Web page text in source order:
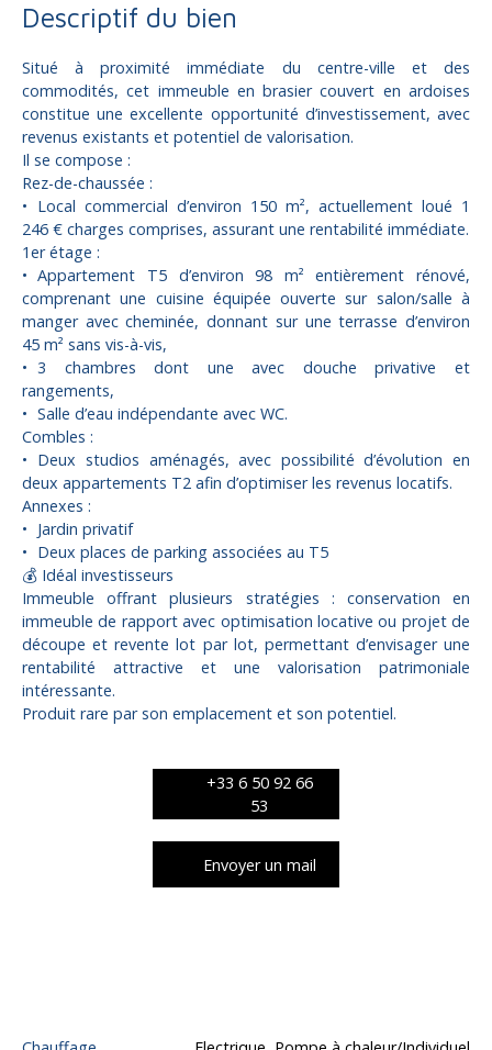
Descriptif du bien
Situé à proximité immédiate du centre-ville et des
commodités, cet immeuble en brasier couvert en ardoises
constitue une excellente opportunité d’investissement, avec
revenus existants et potentiel de valorisation.
Il se compose :
Rez-de-chaussée :
Local commercial d’environ 150 m², actuellement loué 1
246 € charges comprises, assurant une rentabilité immédiate.
1er étage :
Appartement T5 d’environ 98 m² entièrement rénové,
comprenant une cuisine équipée ouverte sur salon/salle à
manger avec cheminée, donnant sur une terrasse d’environ
45 m² sans vis-à-vis,
3 chambres dont une avec douche privative et
rangements,
Salle d’eau indépendante avec WC.
Combles :
Deux studios aménagés, avec possibilité d’évolution en
deux appartements T2 afin d’optimiser les revenus locatifs.
Annexes :
Jardin privatif
Deux places de parking associées au T5
💰 Idéal investisseurs
Immeuble offrant plusieurs stratégies : conservation en
immeuble de rapport avec optimisation locative ou projet de
découpe et revente lot par lot, permettant d’envisager une
rentabilité attractive et une valorisation patrimoniale
intéressante.
Produit rare par son emplacement et son potentiel.
+33 6 50 92 66
53
Envoyer un mail